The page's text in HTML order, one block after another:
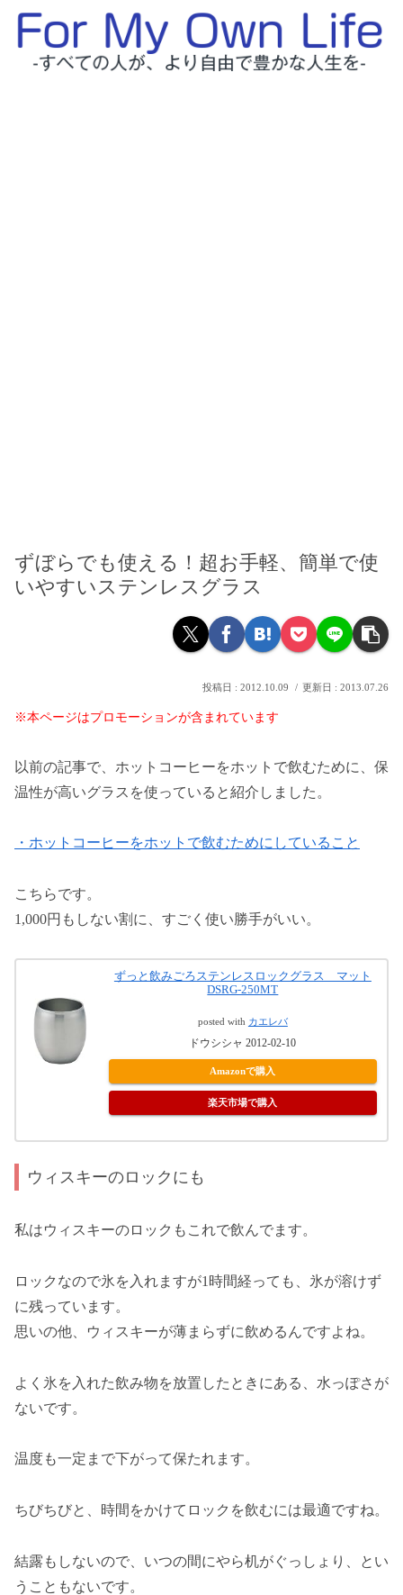
ずぼらでも使える！超お手軽、簡単で使
いやすいステンレスグラス
2012.10.09 2013.07.26
※本ページはプロモーションが含まれています
以前の記事で、ホットコーヒーをホットで飲むために、保
温性が高いグラスを使っていると紹介しました。
・ホットコーヒーをホットで飲むためにしていること
こちらです。
1,000円もしない割に、すごく使い勝手がいい。
ずっと飲みごろステンレスロックグラス マット
DSRG-250MT
posted with カエレバ
ドウシシャ 2012-02-10
Amazonで購入
楽天市場で購入
ウィスキーのロックにも
私はウィスキーのロックもこれで飲んでます。
ロックなので氷を入れますが1時間経っても、氷が溶けず
に残っています。
思いの他、ウィスキーが薄まらずに飲めるんですよね。
よく氷を入れた飲み物を放置したときにある、水っぽさが
ないです。
温度も一定まで下がって保たれます。
ちびちびと、時間をかけてロックを飲むには最適ですね。
結露もしないので、いつの間にやら机がぐっしょり、とい
うこともないです。